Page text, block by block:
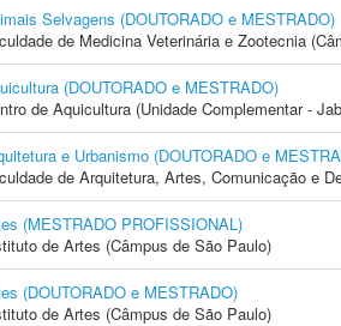
Selvagens (DOUTORADO e MESTRADO)
de Medicina Veterinária e Zootecnia
(DOUTORADO e MESTRADO)
de Aquicultura (Unidade Complementar -
e Urbanismo (DOUTORADO e
de Arquitetura, Artes, Comunicação e
(MESTRADO PROFISSIONAL)
de Artes (Câmpus de São Paulo)
(DOUTORADO e MESTRADO)
de Artes (Câmpus de São Paulo)